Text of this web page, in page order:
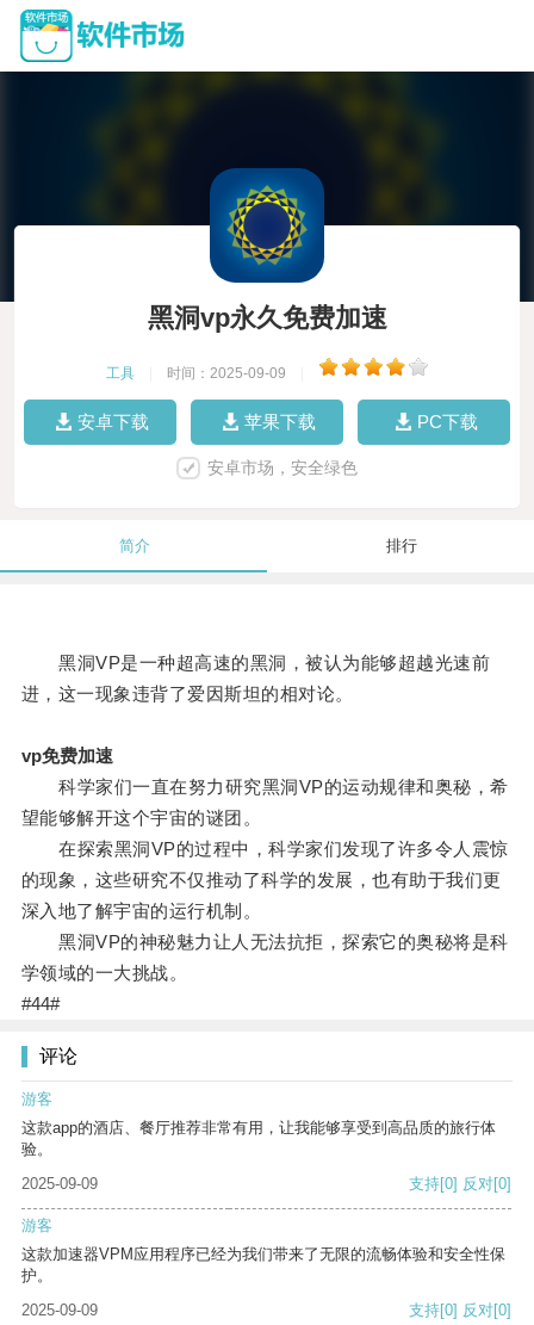
黑洞vp永久免费加速
工具 时间：2025-09-09
安卓下载 苹果下载 PC下载
安卓市场，安全绿色
简介 排行
黑洞VP是一种超高速的黑洞，被认为能够超越光速前
进，这一现象违背了爱因斯坦的相对论。
vp免费加速
科学家们一直在努力研究黑洞VP的运动规律和奥秘，希
望能够解开这个宇宙的谜团。
在探索黑洞VP的过程中，科学家们发现了许多令人震惊
的现象，这些研究不仅推动了科学的发展，也有助于我们更
深入地了解宇宙的运行机制。
黑洞VP的神秘魅力让人无法抗拒，探索它的奥秘将是科
学领域的一大挑战。
#44#
评论
游客
这款app的酒店、餐厅推荐非常有用，让我能够享受到高品质的旅行体
验。
2025-09-09
支持[0] 反对[0]
游客
这款加速器VPM应用程序已经为我们带来了无限的流畅体验和安全性保
护。
2025-09-09
支持[0] 反对[0]